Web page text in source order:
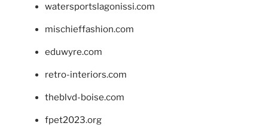
watersportslagonissi.com
mischieffashion.com
eduwyre.com
retro-interiors.com
theblvd-boise.com
fpet2023.org